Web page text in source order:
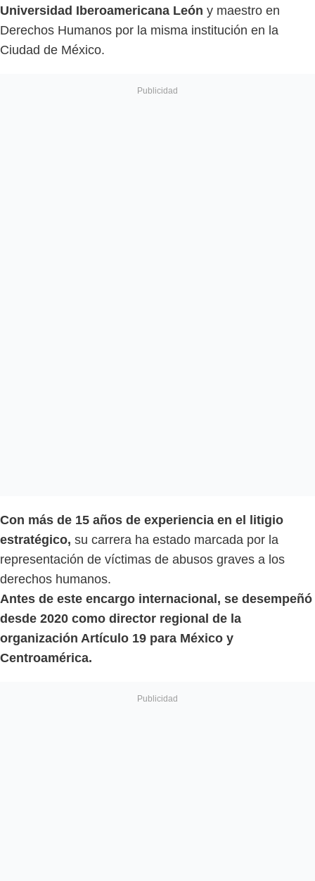
Universidad Iberoamericana León y maestro en
Derechos Humanos por la misma institución en la
Ciudad de México.
Con más de 15 años de experiencia en el litigio
estratégico, su carrera ha estado marcada por la
representación de víctimas de abusos graves a los
derechos humanos.
Antes de este encargo internacional, se desempeñó
desde 2020 como director regional de la
organización Artículo 19 para México y
Centroamérica.